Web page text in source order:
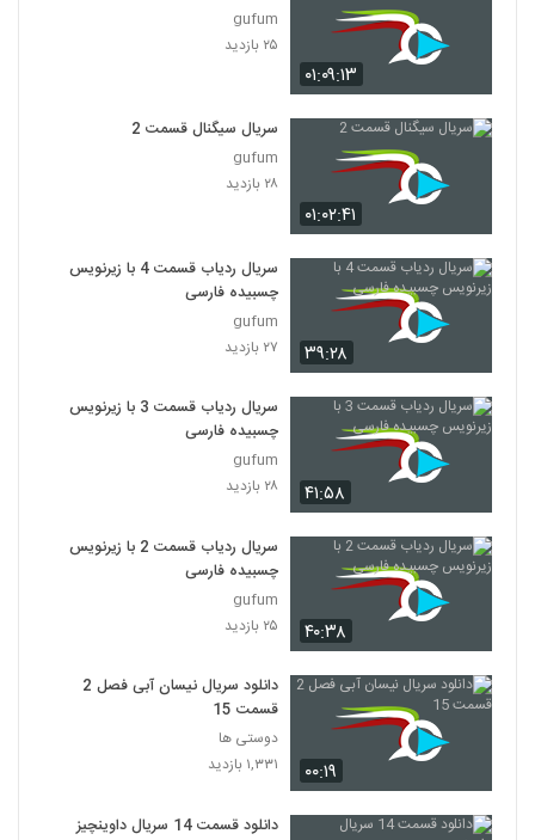
۰۱:۰۹:۱۳
gufum
۲۵ بازدید
۰۱:۰۲:۴۱
سریال سیگنال قسمت 2
gufum
۲۸ بازدید
۳۹:۲۸
سریال ردیاب قسمت 4 با زیرنویس
چسبیده فارسی
gufum
۲۷ بازدید
۴۱:۵۸
سریال ردیاب قسمت 3 با زیرنویس
چسبیده فارسی
gufum
۲۸ بازدید
۴۰:۳۸
سریال ردیاب قسمت 2 با زیرنویس
چسبیده فارسی
gufum
۲۵ بازدید
۰۰:۱۹
دانلود سریال نیسان آبی فصل 2
قسمت 15
دوستی ها
۱,۳۳۱ بازدید
دانلود قسمت 14 سریال داوینچیز